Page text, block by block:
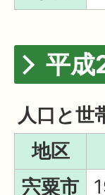
平成
人口と世
地区
宍粟市